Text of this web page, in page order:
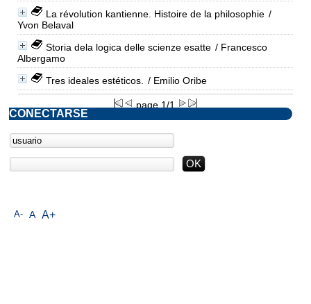
La révolution kantienne. Histoire de la philosophie /
Yvon Belaval
Storia dela logica delle scienze esatte / Francesco
Albergamo
Tres ideales estéticos.
/ Emilio Oribe
page 1/1
A- A A+
CONECTARSE